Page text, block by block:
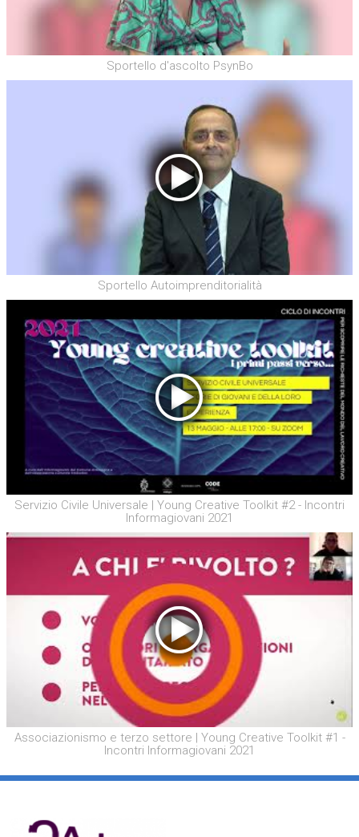
Sportello d'ascolto PsynBo
Sportello Autoimprenditorialità
Servizio Civile Universale | Young Creative Toolkit #2 - Incontri
Informagiovani 2021
Associazionismo e terzo settore | Young Creative Toolkit #1 -
Incontri Informagiovani 2021